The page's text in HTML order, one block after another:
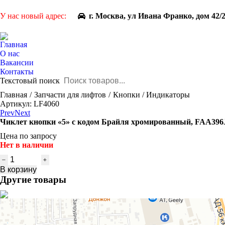
У нас новый адрес: г. Москва, ул Ивана Франко, дом 42/2
Главная
О нас
Вакансии
Контакты
Текстовый поиск
You are here:
Главная Запчасти для лифтов
Кнопки / Индикаторы
Артикул: LF4060
PrevNext
Чиклет кнопки «5» с кодом Брайля хромированный,
Цена по запросу
Нет в наличии
Количество
товара
Чиклет
кнопки
"5"
с
Брайля
В корзину
Другие товары